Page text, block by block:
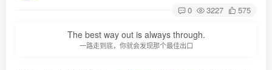
0 3227 575
The best way out is always through.
一路走到底，你就会发现那个最佳出口
登录